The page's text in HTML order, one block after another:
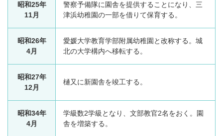
昭和25年
11月
警察予備隊に園舎を提供することになり、三
津浜幼稚園の一部を借りて保育する。
昭和26年
4月
愛媛大学教育学部附属幼稚園と改称する。城
北の大学構内へ移転する。
昭和27年
12月
樋又に新園舎を竣工する。
昭和34年
4月
学級数2学級となり、文部教官2名をおく。園
舎を増築する。